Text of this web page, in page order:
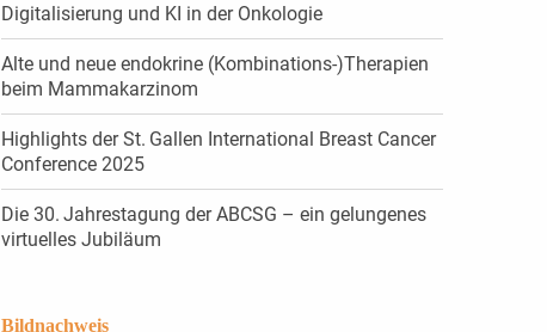
Digitalisierung und KI in der Onkologie
Alte und neue endokrine (Kombinations-)Therapien
beim Mammakarzinom
Highlights der St. Gallen International Breast Cancer
Conference 2025
Die 30. Jahrestagung der ABCSG – ein gelungenes
virtuelles Jubiläum
Bildnachweis